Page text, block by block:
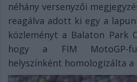
néhány versenyzői
reagálva adott ki egy a
közleményt a Balaton Park
hogy a FIM MotoGP-
helyszínként homologizálta a